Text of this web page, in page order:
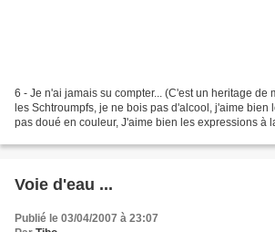
6 - Je n'ai jamais su compter... (C'est un heritage de
les Schtroumpfs, je ne bois pas d'alcool, j'aime bien
pas doué en couleur, J'aime bien les expressions à
Voie d'eau ...
Publié le 03/04/2007 à 23:07